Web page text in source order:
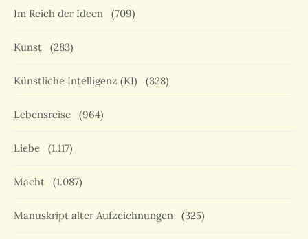
Im Reich der Ideen (709)
Kunst (283)
Künstliche Intelligenz (KI) (328)
Lebensreise (964)
Liebe (1.117)
Macht (1.087)
Manuskript alter Aufzeichnungen (325)